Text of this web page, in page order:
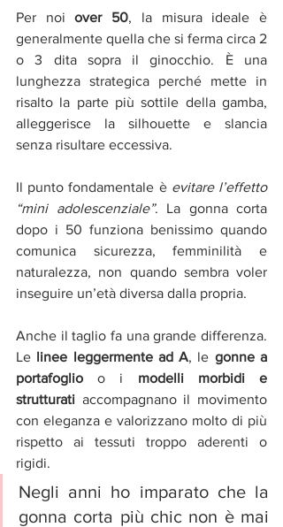
Per noi over 50, la misura ideale è
generalmente quella che si ferma circa 2
o 3 dita sopra il ginocchio. È una
lunghezza strategica perché mette in
risalto la parte più sottile della gamba,
alleggerisce la silhouette e slancia
senza risultare eccessiva.
Il punto fondamentale è evitare l’effetto
“mini adolescenziale”. La gonna corta
dopo i 50 funziona benissimo quando
comunica sicurezza, femminilità e
naturalezza, non quando sembra voler
inseguire un’età diversa dalla propria.
Anche il taglio fa una grande differenza.
Le linee leggermente ad A, le gonne a
portafoglio o i modelli morbidi e
strutturati accompagnano il movimento
con eleganza e valorizzano molto di più
rispetto ai tessuti troppo aderenti o
rigidi.
Negli anni ho imparato che la
gonna corta più chic non è mai